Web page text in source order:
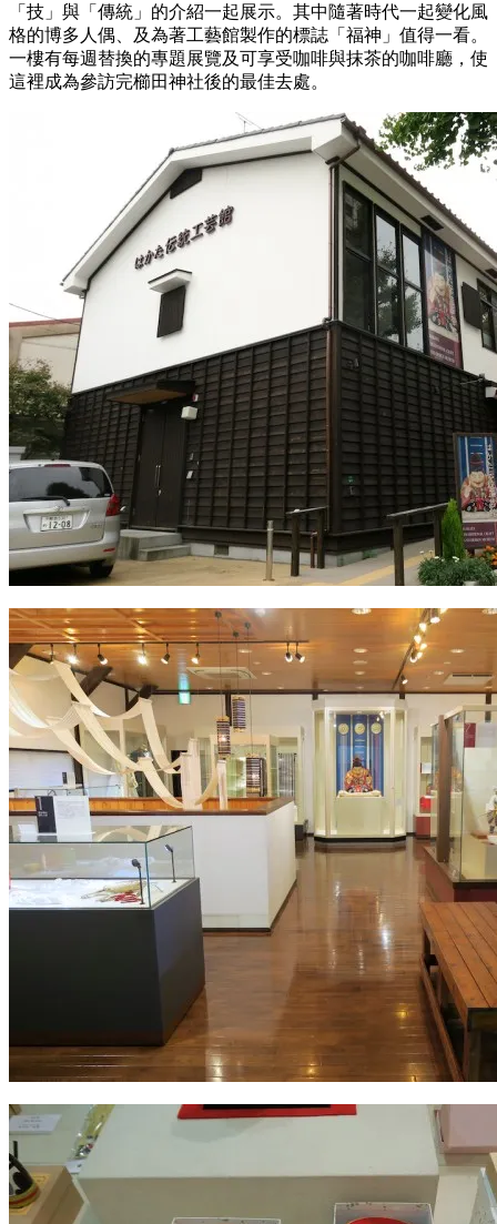
「技」與「傳統」的介紹一起展示。其中隨著時代一起變化風
格的博多人偶、及為著工藝館製作的標誌「福神」值得一看。
一樓有每週替換的專題展覽及可享受咖啡與抹茶的咖啡廳，使
這裡成為參訪完櫛田神社後的最佳去處。